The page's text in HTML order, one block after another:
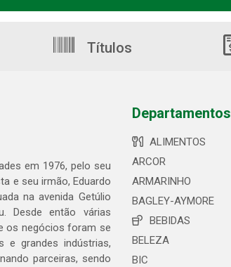
Títulos
em 1976, pelo seu
e seu irmão, Eduardo
na avenida Getúlio
Desde então várias
os negócios foram se
e grandes indústrias,
parceiras, sendo
Departamentos
ALIMENTOS
ARCOR
ARMARINHO
BAGLEY-AYMORE
BEBIDAS
BELEZA
BIC